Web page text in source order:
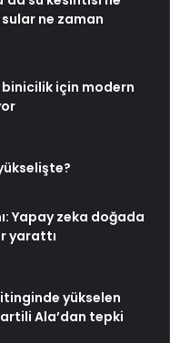
ne zaman
binicilik için modern
Yapay zeka doğada
yarattı
yükselen
Ala’dan tepki